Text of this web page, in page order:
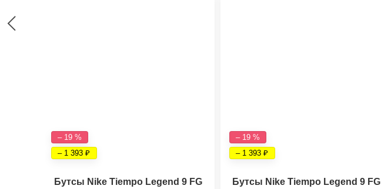
– 19 %
– 1 393
Бутсы Nike Tiempo Legend 9 FG
– 19 %
– 1 393
Бутсы Nike Tiempo Legend 9 FG